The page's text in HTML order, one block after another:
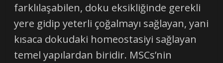
farklılaşabilen, doku eksikliğinde gerekli
yere gidip yeterli çoğalmayı sağlayan, yani
kısaca dokudaki homeostasiyi sağlayan
temel yapılardan biridir. MSCs’nin